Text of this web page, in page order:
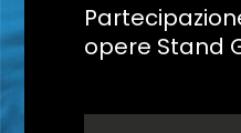
opere Stand